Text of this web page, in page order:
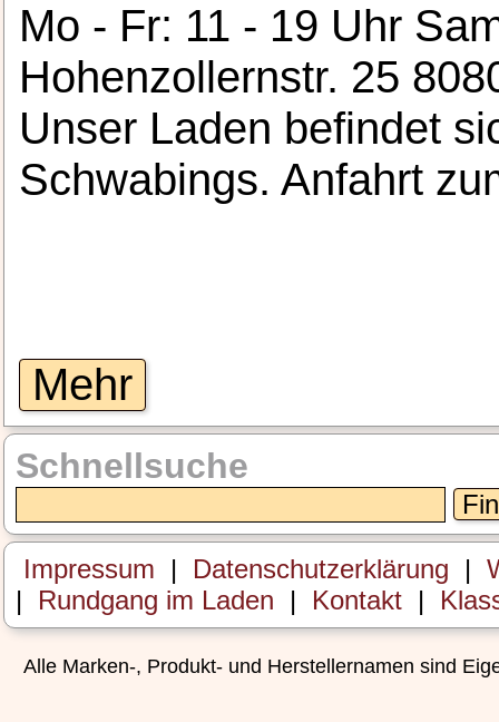
Mo - Fr: 11 - 19 Uhr
Hohenzollernstr. 25
Unser Laden befindet
Schwabings. Anfahrt
Mehr
Schnellsuche
Impressum | Datenschutzerklärung |
|
Rundgang im Laden | Kontakt |
Alle Marken-, Produkt- und Herstellernamen sind